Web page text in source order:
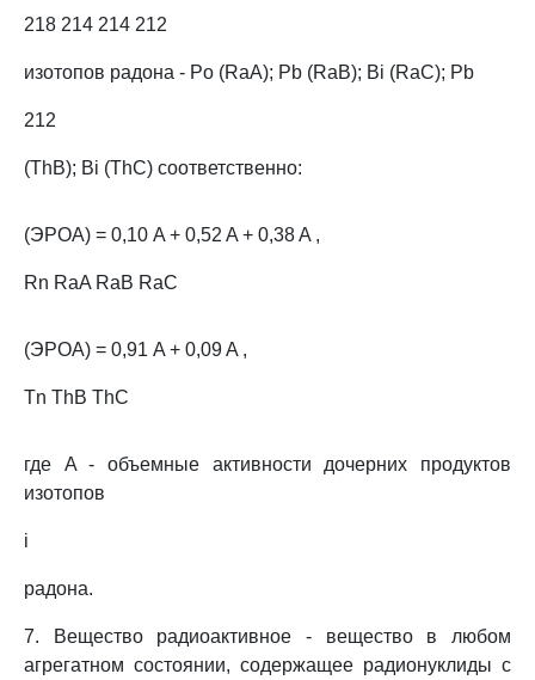
218 214 214 212
изотопов радона - Po (RaA); Pb (RaB); Bi (RaC); Pb
212
(ThB); Bi (ThC) соответственно:
(ЭРОА) = 0,10 A + 0,52 A + 0,38 A ,
Rn RaA RaB RaC
(ЭРОА) = 0,91 A + 0,09 A ,
Tn ThB ThC
где A - объемные активности дочерних продуктов
изотопов
i
радона.
7. Вещество радиоактивное - вещество в любом
агрегатном состоянии, содержащее радионуклиды с